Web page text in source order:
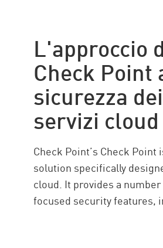
L'approccio
Check Point
sicurezza dei
servizi cloud
Check Point’s Check Point
solution specifically
cloud. It provides a
focused security features,